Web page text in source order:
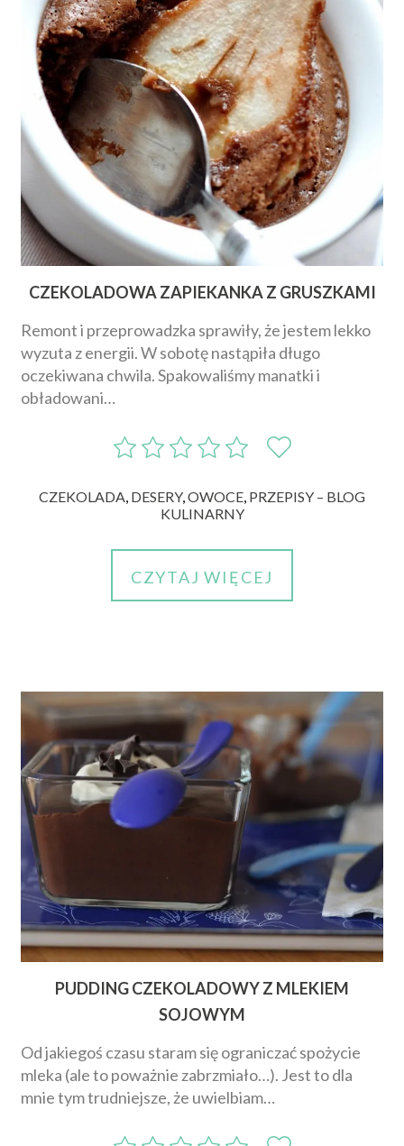
CZEKOLADOWA ZAPIEKANKA Z GRUSZKAMI
Remont i przeprowadzka sprawiły, że jestem lekko
wyzuta z energii. W sobotę nastąpiła długo
oczekiwana chwila. Spakowaliśmy manatki i
obładowani…
CZEKOLADA, DESERY,OWOCE, PRZEPISY – BLOG
KULINARNY
CZYTAJ WIĘCEJ
PUDDING CZEKOLADOWY Z MLEKIEM
SOJOWYM
Od jakiegoś czasu staram się ograniczać spożycie
mleka (ale to poważnie zabrzmiało…). Jest to dla
mnie tym trudniejsze, że uwielbiam…